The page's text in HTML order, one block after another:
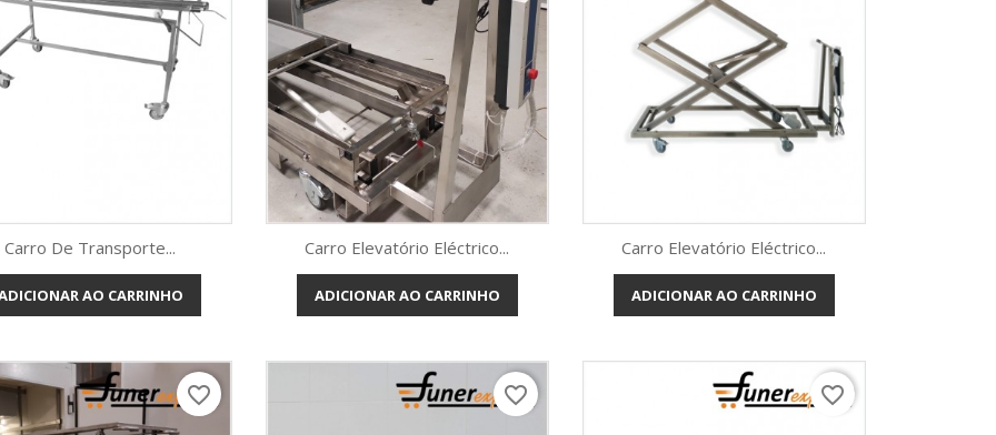
Vista rápida
Carro De Transporte...
AO CARRINHO Vista rápida
Carro Elevatório Eléctrico...
ADICIONAR AO CARRINHO Vista rápida
Carro Elevatório Eléctrico...
ADICIONAR AO CARRINHO
favorite_border favorite_border favorite_border